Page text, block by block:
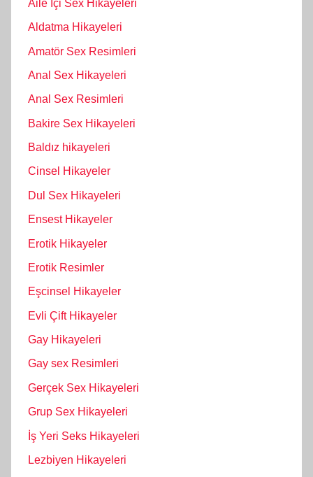
Aile İçi Sex Hikayeleri
Aldatma Hikayeleri
Amatör Sex Resimleri
Anal Sex Hikayeleri
Anal Sex Resimleri
Bakire Sex Hikayeleri
Baldız hikayeleri
Cinsel Hikayeler
Dul Sex Hikayeleri
Ensest Hikayeler
Erotik Hikayeler
Erotik Resimler
Eşcinsel Hikayeler
Evli Çift Hikayeler
Gay Hikayeleri
Gay sex Resimleri
Gerçek Sex Hikayeleri
Grup Sex Hikayeleri
İş Yeri Seks Hikayeleri
Lezbiyen Hikayeleri